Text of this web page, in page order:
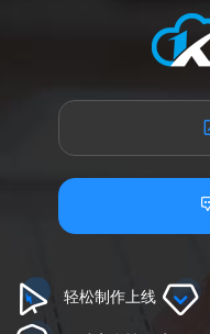
轻松制作上线